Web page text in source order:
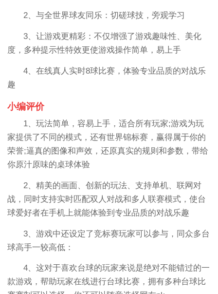
2、与全世界球友同乐：切磋球技，旁观学习
3、让游戏更精彩：不仅增强了游戏趣味性、美化
度，多种提示性特效更使游戏操作简单，易上手
4、在线真人实时8球比赛，体验专业品质的对战乐
趣
小编评价
1、玩法简单，容易上手，适合所有玩家;游戏为玩
家提供了不同的模式，还有世界锦标赛，赢得属于你的
荣誉;逼真的图像和声效，还原真实的规则和参数，带给
你原汁原味的桌球体验
2、精美的画面、创新的玩法、支持单机、联网对
战，同时支持实时匹配双人对战和多人联赛模式，使台
球爱好者在手机上就能体验到专业品质的对战乐趣
3、游戏中还设定了竞标赛玩家可以参与，同众多台
球高手一较高低：
4、这对于喜欢台球的玩家来说是绝对不能错过的一
款游戏，帮助玩家在线进行台球比赛，拥有多种台球比